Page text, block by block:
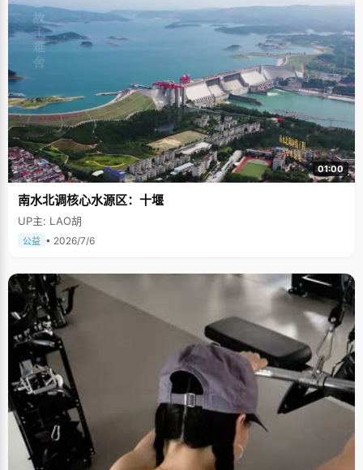
01:00
南水北调核心水源区：十堰
UP主: LAO胡
公益 • 2026/7/6